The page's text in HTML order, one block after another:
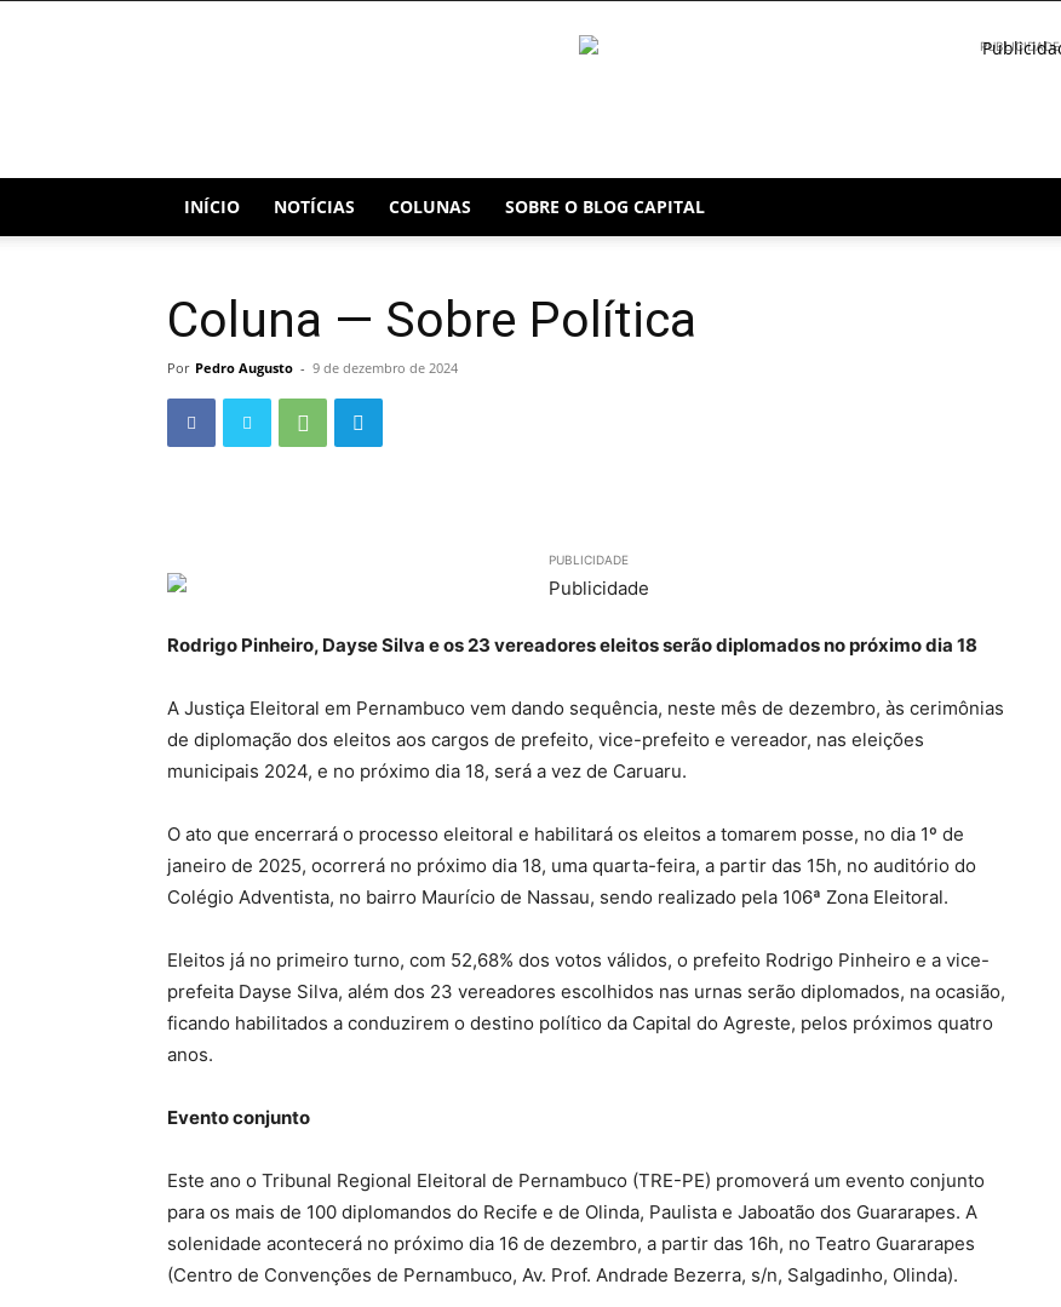
PUBLICIDADE
INÍCIO NOTÍCIAS COLUNAS SOBRE O BLOG CAPITAL
Coluna — Sobre Política
Por Pedro Augusto - 9 de dezembro de 2024
PUBLICIDADE
Rodrigo Pinheiro, Dayse Silva e os 23 vereadores eleitos serão diplomados no próximo dia 18
A Justiça Eleitoral em Pernambuco vem dando sequência, neste mês de dezembro, às cerimônias
de diplomação dos eleitos aos cargos de prefeito, vice-prefeito e vereador, nas eleições
municipais 2024, e no próximo dia 18, será a vez de Caruaru.
O ato que encerrará o processo eleitoral e habilitará os eleitos a tomarem posse, no dia 1º de
janeiro de 2025, ocorrerá no próximo dia 18, uma quarta-feira, a partir das 15h, no auditório do
Colégio Adventista, no bairro Maurício de Nassau, sendo realizado pela 106ª Zona Eleitoral.
Eleitos já no primeiro turno, com 52,68% dos votos válidos, o prefeito Rodrigo Pinheiro e a vice-
prefeita Dayse Silva, além dos 23 vereadores escolhidos nas urnas serão diplomados, na ocasião,
ficando habilitados a conduzirem o destino político da Capital do Agreste, pelos próximos quatro
anos.
Evento conjunto
Este ano o Tribunal Regional Eleitoral de Pernambuco (TRE-PE) promoverá um evento conjunto
para os mais de 100 diplomandos do Recife e de Olinda, Paulista e Jaboatão dos Guararapes. A
solenidade acontecerá no próximo dia 16 de dezembro, a partir das 16h, no Teatro Guararapes
(Centro de Convenções de Pernambuco, Av. Prof. Andrade Bezerra, s/n, Salgadinho, Olinda).